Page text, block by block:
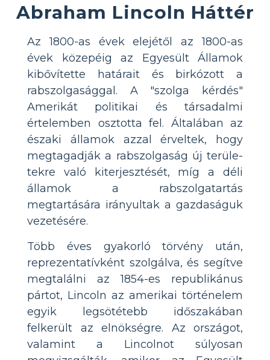
Abraham Lincoln Háttér
Az 1800-as évek elejétől az 1800-as
évek közepéig az Egyesült Államok
kibővítette határait és birkózott a
rabszolgasággal. A "szolga kérdés"
Amerikát politikai és társadalmi
értelemben osztotta fel. Általában az
északi államok azzal érveltek, hogy
megtagadják a rabszolgaság új terüle-
tekre való kiterjesztését, míg a déli
államok a rabszolgatartás
megtartására irányultak a gazdaságuk
vezetésére.
Több éves gyakorló törvény után,
reprezentatívként szolgálva, és segítve
megtalálni az 1854-es republikánus
pártot, Lincoln az amerikai történelem
egyik legsötétebb időszakában
felkerült az elnökségre. Az országot,
valamint a Lincolnot súlyosan